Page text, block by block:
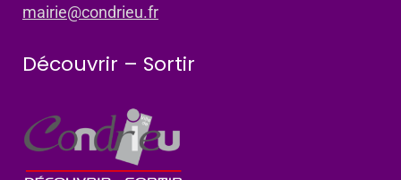
mairie@condrieu.fr
Découvrir – Sortir